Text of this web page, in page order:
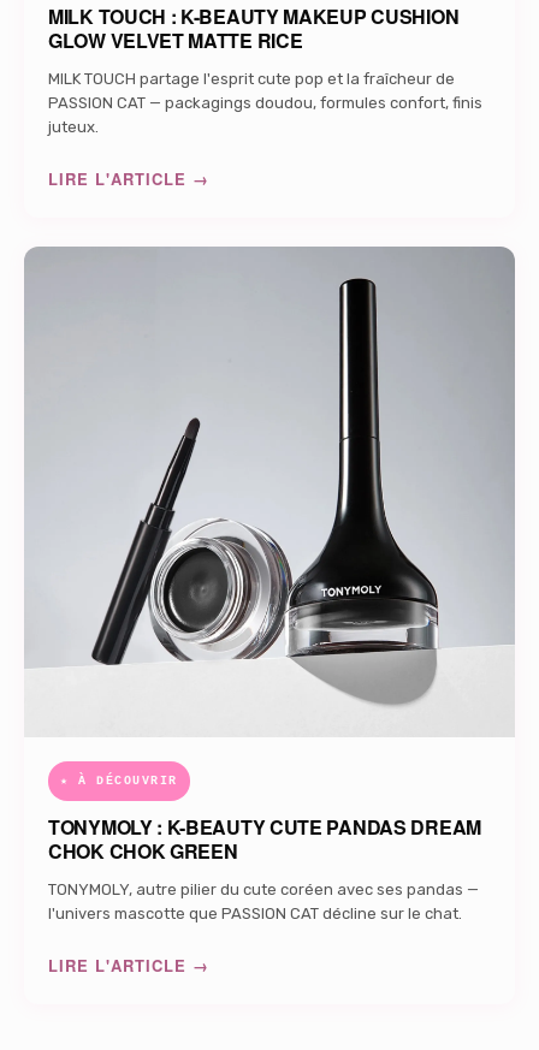
MILK TOUCH : K-BEAUTY MAKEUP CUSHION
GLOW VELVET MATTE RICE
MILK TOUCH partage l'esprit cute pop et la fraîcheur de
PASSION CAT — packagings doudou, formules confort, finis
juteux.
LIRE L'ARTICLE →
★ À DÉCOUVRIR
TONYMOLY : K-BEAUTY CUTE PANDAS DREAM
CHOK CHOK GREEN
TONYMOLY, autre pilier du cute coréen avec ses pandas —
l'univers mascotte que PASSION CAT décline sur le chat.
LIRE L'ARTICLE →